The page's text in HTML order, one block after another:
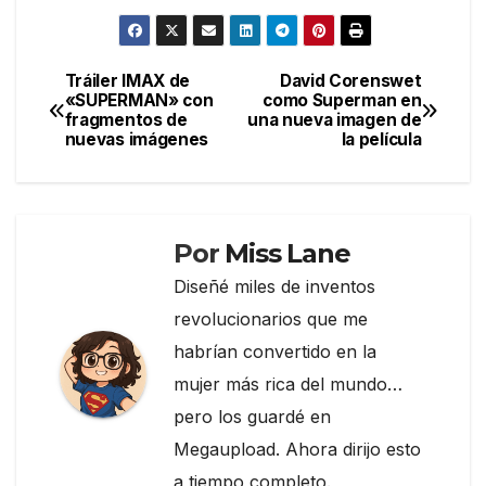
e
b
o
itt
er
e
gr
a
m
m
ar
Navegación
de
David Corenswet
como Superman en
una nueva imagen de
la película
Tráiler IMAX de
«SUPERMAN» con
fragmentos de
nuevas imágenes
Por Miss Lane
Diseñé miles de inventos
revolucionarios que me
habrían convertido en la
mujer más rica del mundo…
pero los guardé en
Megaupload. Ahora dirijo esto